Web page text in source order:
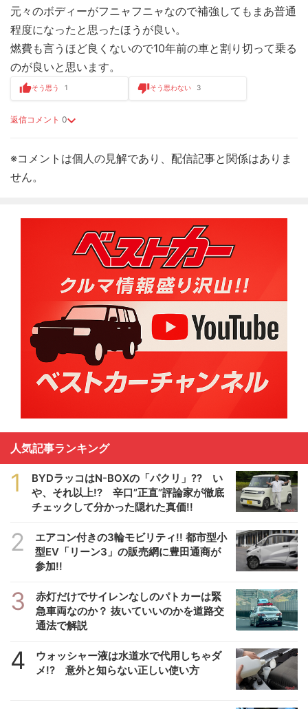
元々のボディーがフニャフニャなので補強してもまあ普通
程度になったと思ったほうが良い。
燃費も言うほど良くないので10年前の車と割り切って乗る
のが良いと思います。
返信コメント 0
そう思う 1 そう思わない 3
※コメントは個人の見解であり、配信記事と関係はありま
せん。
人気記事ランキング
1
BYDラッコはN-BOXの「パクリ」?? い
や、それ以上!? 辛口”正直”評論家が徹底
チェックして分かった隠れた真価!!
2
エアコン付きの3輪モビリティ!! 都市型小
型EV「リーン3」の販売網に豊田通商が
参加!!
3
赤灯だけでサイレンなしのパトカーは緊
急車両なのか？ 抜いていいのかを道路交
通法で解説
4
ウォッシャー液は水道水で代用しちゃダ
メ!? 意外と知らない正しい使い方